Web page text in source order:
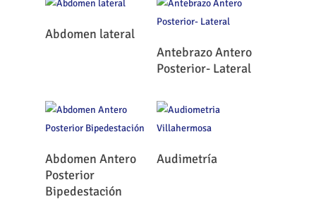
Leer Más
Abdomen lateral
Leer Más
Antebrazo Antero
Posterior- Lateral
Leer Más
Abdomen Antero
Posterior
Bipedestación
Leer Más
Audimetría